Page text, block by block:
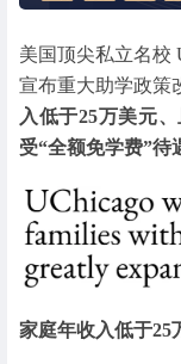
美国顶尖私立名校
宣布重大助学政策
入低于25万美元
受“全额免学费”待
家庭年收入低于25